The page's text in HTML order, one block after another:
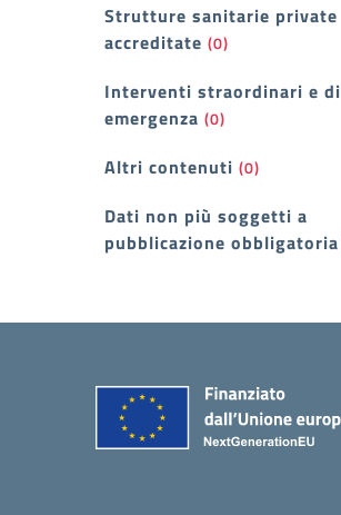
Strutture sanitarie private
accreditate (0)
Interventi straordinari e di
emergenza (0)
Altri contenuti (0)
Dati non più soggetti a
pubblicazione obbligatoria